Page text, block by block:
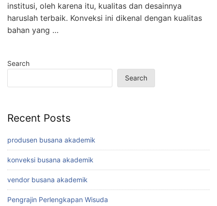
institusi, oleh karena itu, kualitas dan desainnya
haruslah terbaik. Konveksi ini dikenal dengan kualitas
bahan yang …
Search
Search
Recent Posts
produsen busana akademik
konveksi busana akademik
vendor busana akademik
Pengrajin Perlengkapan Wisuda